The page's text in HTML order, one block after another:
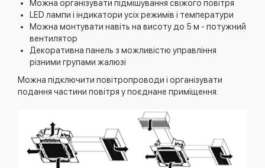
Можна організувати підмішування свіжого повітря
LED лампи і індикатори усіх режимів і температури
Можна монтувати навіть на висоту до 5 м - потужний
вентилятор
Декоративна панель з можливістю управління
різними групами жалюзі
Можна підключити повітропроводи і організувати
подання частини повітря у поєднане приміщення.